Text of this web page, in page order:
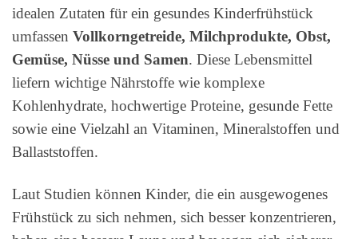
idealen Zutaten für ein gesundes Kinderfrühstück
umfassen Vollkorngetreide, Milchprodukte, Obst,
Gemüse, Nüsse und Samen. Diese Lebensmittel
liefern wichtige Nährstoffe wie komplexe
Kohlenhydrate, hochwertige Proteine, gesunde Fette
sowie eine Vielzahl an Vitaminen, Mineralstoffen und
Ballaststoffen.
Laut Studien können Kinder, die ein ausgewogenes
Frühstück zu sich nehmen, sich besser konzentrieren,